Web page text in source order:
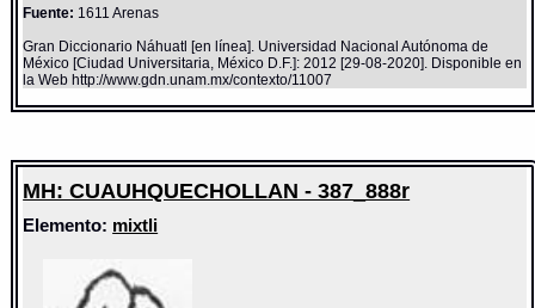
Fuente: 1611 Arenas
Gran Diccionario Náhuatl [en línea]. Universidad Nacional Autónoma de
México [Ciudad Universitaria, México D.F.]: 2012 [29-08-2020]. Disponible en
la Web http://www.gdn.unam.mx/contexto/11007
MH: CUAUHQUECHOLLAN - 387_888r
Elemento: mixtli